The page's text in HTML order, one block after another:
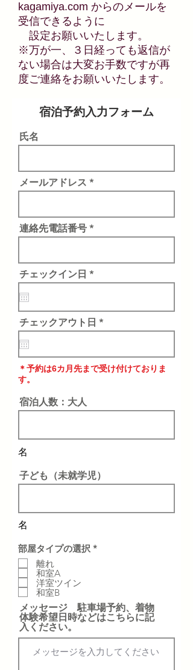
kagamiya.com からの​メールを
受信できるように
設定お願いいたします。
​※万が一、３日経っても返信が
ない場合は大変お手数ですが再
度ご連絡をお願いいたします。
宿泊予約入力フォーム
氏名
メールアドレス
連絡先電話番号
チェックイン日 *r
e
i
r
e
チェックアウト日 *r
e
i
r
＊予約は6カ月先まで受け付けておりま
す。
宿泊人数：大人
​名
子ども（未就学児）
​名
部屋タイプの選択 *必
離れ
和室A
洋室ツイン
和室B
メッセージ 駐車場予約、着物
体験希望日時などはこちらに記
入ください。